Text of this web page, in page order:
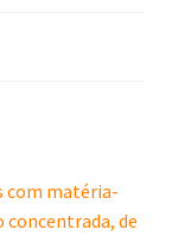
com matéria-
de